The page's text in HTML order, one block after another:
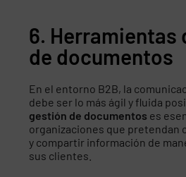
6. Herramientas
de documentos
En el entorno B2B, la
debe ser lo más ágil y fluida
gestión de documentos es
organizaciones que pretendan
y compartir información de
sus clientes.